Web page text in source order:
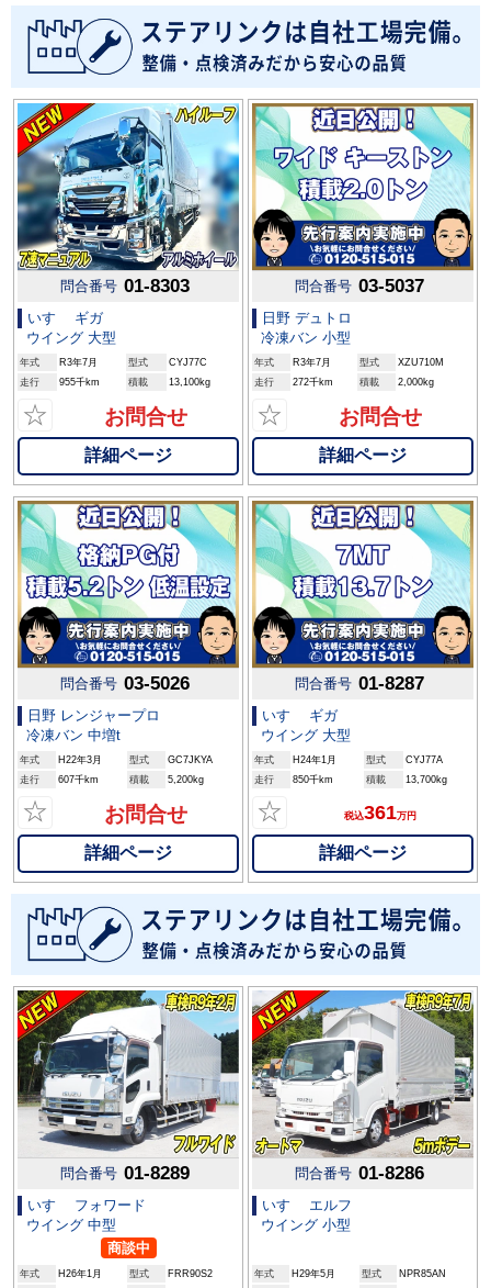
問合番号 01-8303
いすゞ ギガ
ウイング 大型
年式 R3年7月 型式
CYJ77C
走行
955千km 積載 13,100kg
☆ お問合せ
詳細ページ
問合番号 03-5037
日野 デュトロ
冷凍バン 小型
年式 R3年7月 型式
XZU710M
走行
272千km 積載 2,000kg
☆ お問合せ
詳細ページ
問合番号 03-5026
日野 レンジャープロ
冷凍バン 中増t
年式 H22年3月 型式
GC7JKYA
走行
607千km 積載 5,200kg
☆ お問合せ
詳細ページ
問合番号 01-8287
いすゞ ギガ
ウイング 大型
年式 H24年1月 型式
CYJ77A
走行
850千km 積載 13,700kg
☆ 税込361万円
詳細ページ
問合番号 01-8289
いすゞ フォワード
ウイング 中型
商談中
年式 H26年1月 型式 FRR90S2
問合番号 01-8286
いすゞ エルフ
ウイング 小型
年式 H29年5月 型式 NPR85AN